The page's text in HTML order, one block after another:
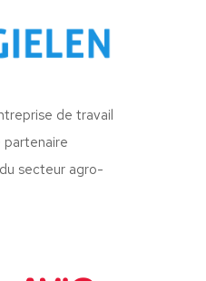
de travail
secteur agro-